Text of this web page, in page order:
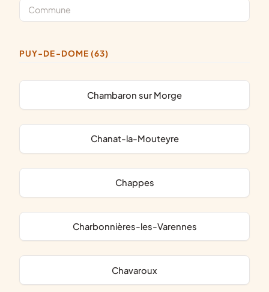
PUY-DE-DOME (63)
Chambaron sur Morge
Chanat-la-Mouteyre
Chappes
Charbonnières-les-Varennes
Chavaroux